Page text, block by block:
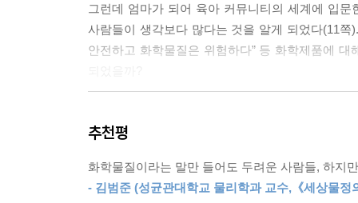
무기자차, 유기자차라는 말을 들어본 적이 있을
는 유기 자외선 차단제를 말한다. 자외선 차단제
유기자차는 탄소가 포함된 유기화합물로 이루어
기면 그냥 ‘면역’이다.
--- p.89
그런데 엄마가 되어 육아 커뮤니티의 세계에 입
사람들이 생각보다 많다는 것을 알게 되었다(11쪽
안전하고 화학물질은 위험하다” 등 화학제품에
이런 사건들이 잇달아 일어났기 때문”이며 정확
나쁘다고 판단할 수 없으며, 우리 모두의 성격
화학물질의 유해성 여부를 잘 판단할 수 있다고 강
추천평
화학물질이라는 말만 들어도 두려운 사람들, 하지
- 김범준 (성균관대학교 물리학과 교수,《세상물정